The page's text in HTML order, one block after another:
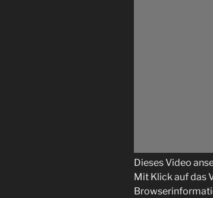
Dieses Video
Mit Klick auf das